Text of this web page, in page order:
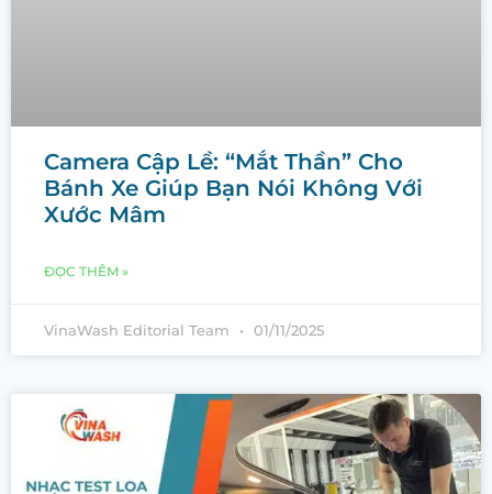
Camera Cập Lề: “Mắt Thần” Cho
Bánh Xe Giúp Bạn Nói Không Với
Xước Mâm
ĐỌC THÊM »
VinaWash Editorial Team 01/11/2025